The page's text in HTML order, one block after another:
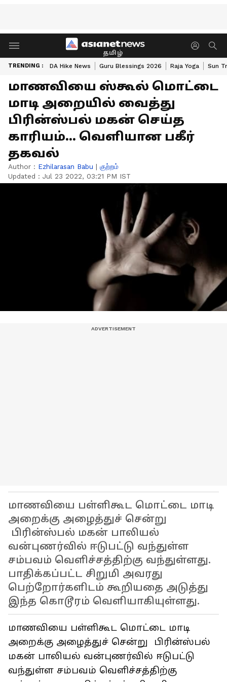
தமிழ்
TRENDING : DA Hike News Guru Blessings 2026 Raja Yoga Sun
மாணவியை ஸ்கூல் மொட்டை
மாடி அறையில் வைத்து
பிரின்ஸ்பல் மகன் செய்த
காரியம்... வெளியான பகீர்
தகவல்
Author : Ezhilarasan Babu | குற்றம்
Updated : Jul 23 2022, 03:21 PM IST
மாணவியை பள்ளிகூட மொட்டை மாடி
அறைக்கு அழைத்துச் சென்று
பிரின்ஸ்பல் மகன் பாலியல்
வன்புணர்வில் ஈடுபட்டு வந்துள்ள
சம்பவம் வெளிச்சத்திற்கு வந்துள்ளது.
பாதிக்கப்பட்ட சிறுமி அவரது
பெற்றோர்களிடம் கூறியதை அடுத்து
இந்த கொடூரம் வெளியாகியுள்ளது.
மாணவியை பள்ளிகூட மொட்டை மாடி
அறைக்கு அழைத்துச் சென்று பிரின்ஸ்பல்
மகன் பாலியல் வன்புணர்வில் ஈடுபட்டு
வந்துள்ள சம்பவம் வெளிச்சத்திற்கு